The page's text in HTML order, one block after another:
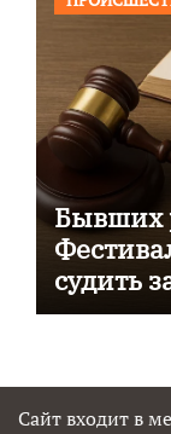
Бывших
судить
Сайт входит в